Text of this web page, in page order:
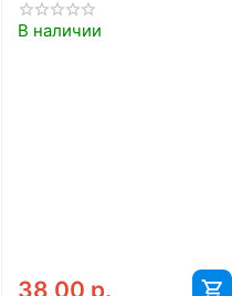
В наличии
38,00 р.